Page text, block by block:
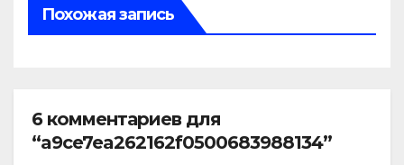
Похожая запись
6 комментариев для
“a9ce7ea262162f0500683988134”